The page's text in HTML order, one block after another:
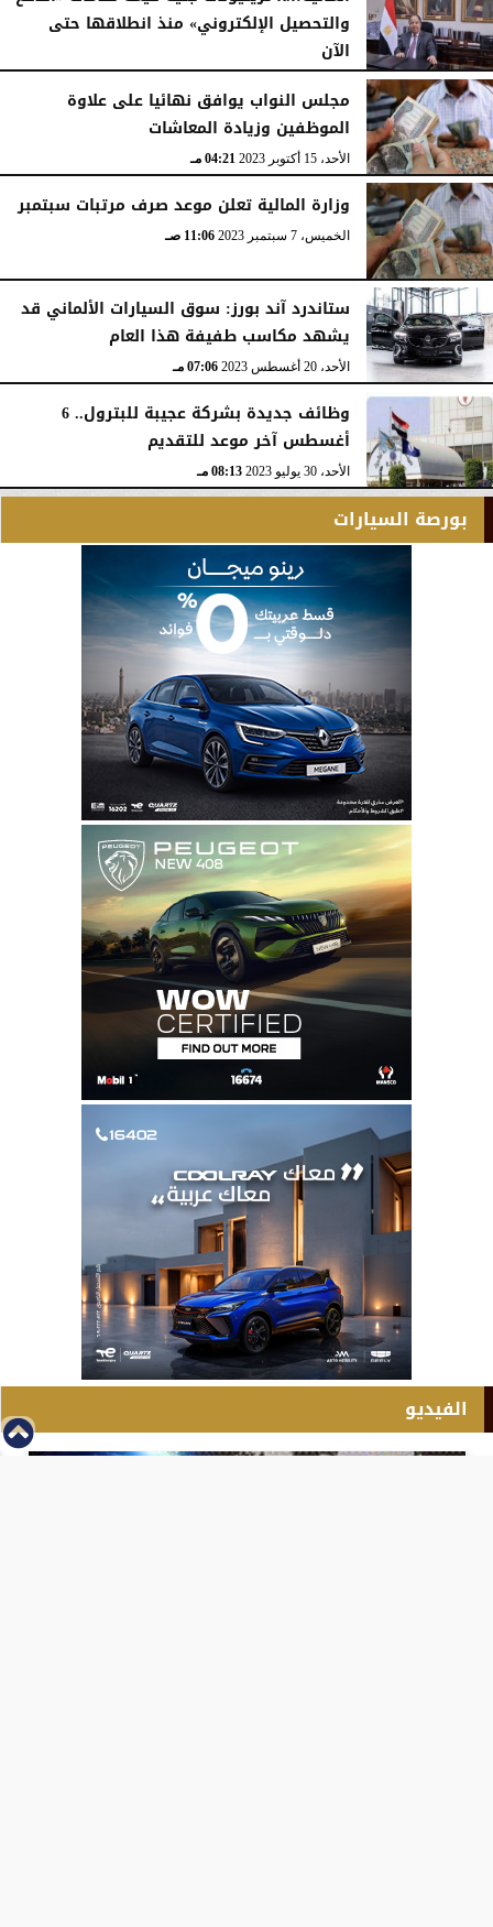
والتحصيل الإلكتروني» منذ انطلاقها حتى
الآن
الإثنين، 1 يناير 2024 12:49 مـ
مجلس النواب يوافق نهائيا على علاوة
الموظفين وزيادة المعاشات
الأحد، 15 أكتوبر 2023 04:21 مـ
وزارة المالية تعلن موعد صرف مرتبات سبتمبر
الخميس، 7 سبتمبر 2023 11:06 صـ
ستاندرد آند بورز: سوق السيارات الألماني قد
يشهد مكاسب طفيفة هذا العام
الأحد، 20 أغسطس 2023 07:06 مـ
وظائف جديدة بشركة عجيبة للبترول.. 6
أغسطس آخر موعد للتقديم
الأحد، 30 يوليو 2023 08:13 مـ
بورصة السيارات
الفيديو